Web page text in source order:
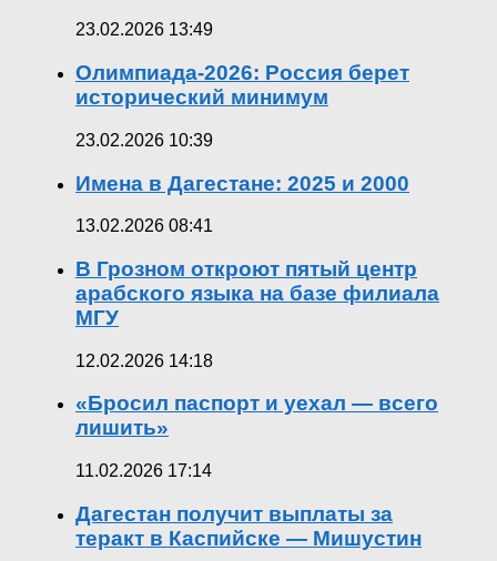
23.02.2026 13:49
Олимпиада-2026: Россия берет
исторический минимум
23.02.2026 10:39
Имена в Дагестане: 2025 и 2000
13.02.2026 08:41
В Грозном откроют пятый центр
арабского языка на базе филиала
МГУ
12.02.2026 14:18
«Бросил паспорт и уехал — всего
лишить»
11.02.2026 17:14
Дагестан получит выплаты за
теракт в Каспийске — Мишустин